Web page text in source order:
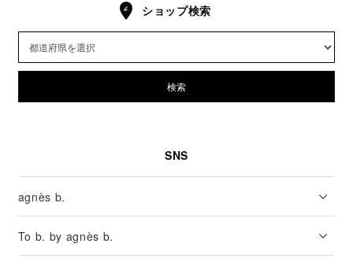
ショップ検索
検索
SNS
agnès b.
To b. by agnès b.